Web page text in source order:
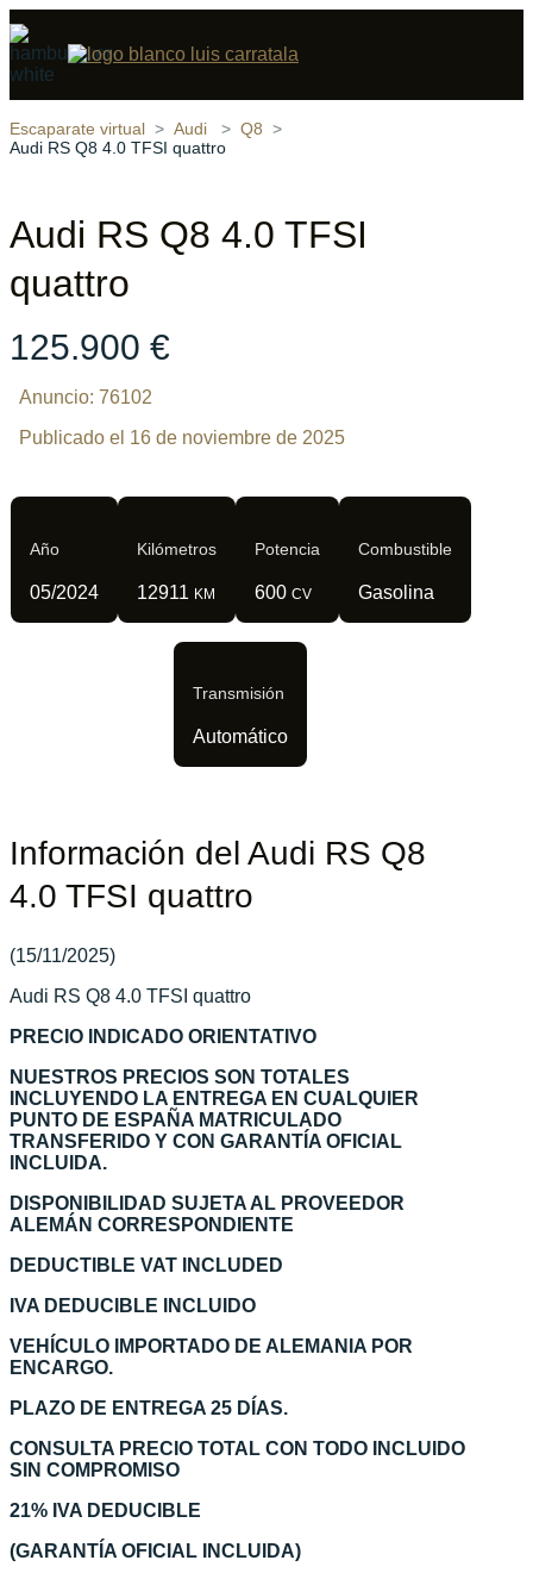
‹ ›
Compartir
Escaparate virtual Audi
Q8
Audi RS Q8 4.0 TFSI quattro
Audi RS Q8 4.0 TFSI
quattro
125.900 €
Anuncio: 76102
Publicado el 16 de noviembre de 2025
Año
05/2024
Kilómetros
12911 KM
Potencia
600 CV
Combustible
Gasolina
Transmisión
Automático
Información del Audi RS Q8
4.0 TFSI quattro
(15/11/2025)
Audi RS Q8 4.0 TFSI quattro
PRECIO INDICADO ORIENTATIVO
NUESTROS PRECIOS SON TOTALES
INCLUYENDO LA ENTREGA EN CUALQUIER
PUNTO DE ESPAÑA MATRICULADO
TRANSFERIDO Y CON GARANTÍA OFICIAL
INCLUIDA.
DISPONIBILIDAD SUJETA AL PROVEEDOR
ALEMÁN CORRESPONDIENTE
DEDUCTIBLE VAT INCLUDED
IVA DEDUCIBLE INCLUIDO
VEHÍCULO IMPORTADO DE ALEMANIA POR
ENCARGO.
PLAZO DE ENTREGA 25 DÍAS.
CONSULTA PRECIO TOTAL CON TODO INCLUIDO
SIN COMPROMISO
21% IVA DEDUCIBLE
(GARANTÍA OFICIAL INCLUIDA)